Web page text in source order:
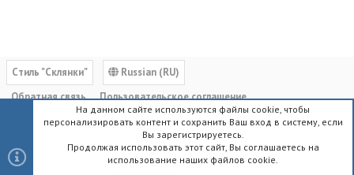
Cтиль "Склянки"
Russian (RU)
Обратная связь
Пользовательское соглашение
Политика конфиденциальности
Помощь Главная
R
S
Community platform by XenForo® © 2010-2023 XenForo Ltd.
На данном сайте используются файлы cookie, чтобы
персонализировать контент и сохранить Ваш вход в систему, если
Вы зарегистрируетесь.
Продолжая использовать этот сайт, Вы соглашаетесь на
использование наших файлов cookie.